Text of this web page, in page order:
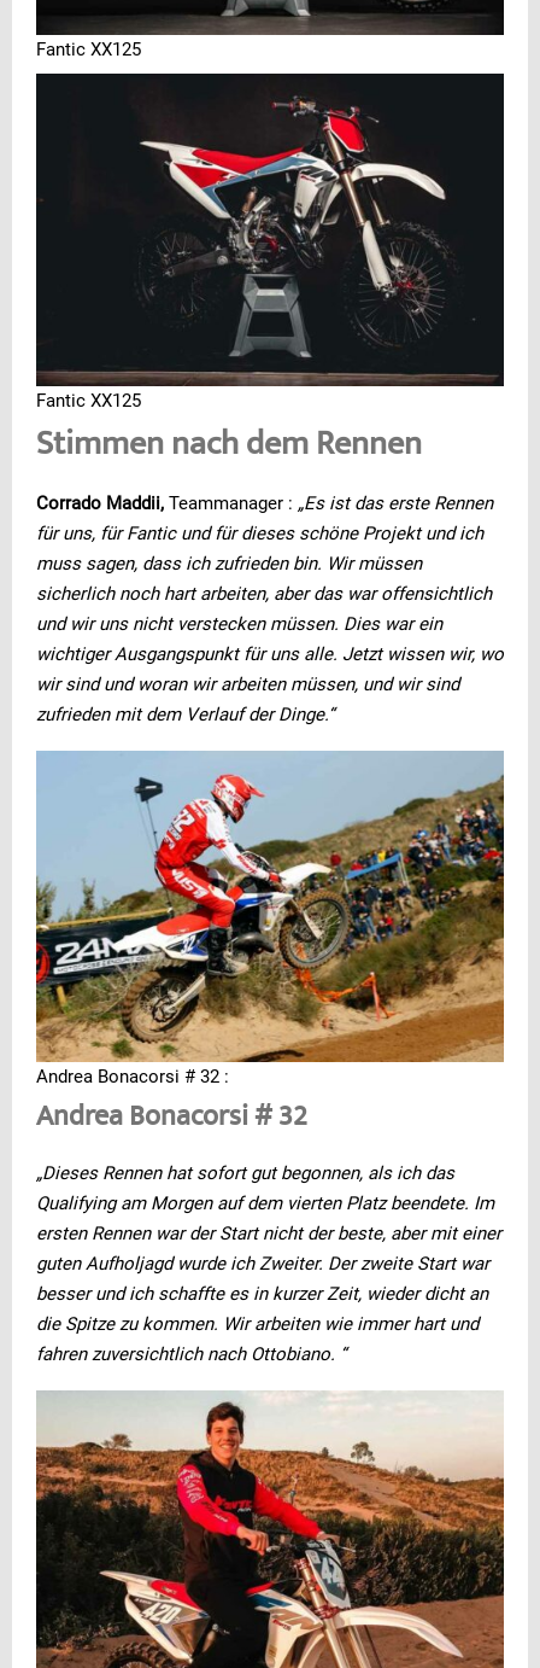
Fantic XX125
Fantic XX125
Stimmen nach dem Rennen
Corrado Maddii, Teammanager : „Es ist das erste Rennen
für uns, für Fantic und für dieses schöne Projekt und ich
muss sagen, dass ich zufrieden bin. Wir müssen
sicherlich noch hart arbeiten, aber das war offensichtlich
und wir uns nicht verstecken müssen. Dies war ein
wichtiger Ausgangspunkt für uns alle. Jetzt wissen wir, wo
wir sind und woran wir arbeiten müssen, und wir sind
zufrieden mit dem Verlauf der Dinge.“
Andrea Bonacorsi # 32 :
Andrea Bonacorsi # 32
„Dieses Rennen hat sofort gut begonnen, als ich das
Qualifying am Morgen auf dem vierten Platz beendete. Im
ersten Rennen war der Start nicht der beste, aber mit einer
guten Aufholjagd wurde ich Zweiter. Der zweite Start war
besser und ich schaffte es in kurzer Zeit, wieder dicht an
die Spitze zu kommen. Wir arbeiten wie immer hart und
fahren zuversichtlich nach Ottobiano. “